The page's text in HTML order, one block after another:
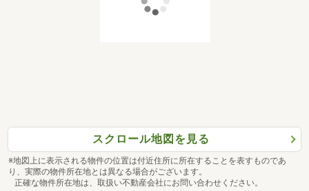
スクロール地図を見る
※地図上に表示される物件の位置は付近住所に所在することを表すものであ
り、実際の物件所在地とは異なる場合がございます。
正確な物件所在地は、取扱い不動産会社にお問い合わせください。